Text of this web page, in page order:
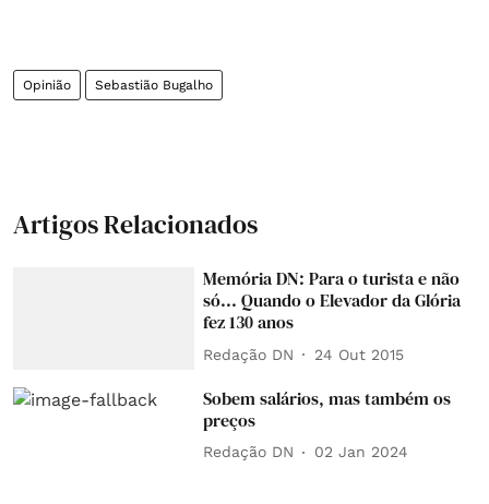
Opinião Sebastião Bugalho
Artigos Relacionados
Memória DN: Para o turista e não
só... Quando o Elevador da Glória
fez 130 anos
Redação DN 24 Out 2015
Sobem salários, mas também os
preços
Redação DN 02 Jan 2024